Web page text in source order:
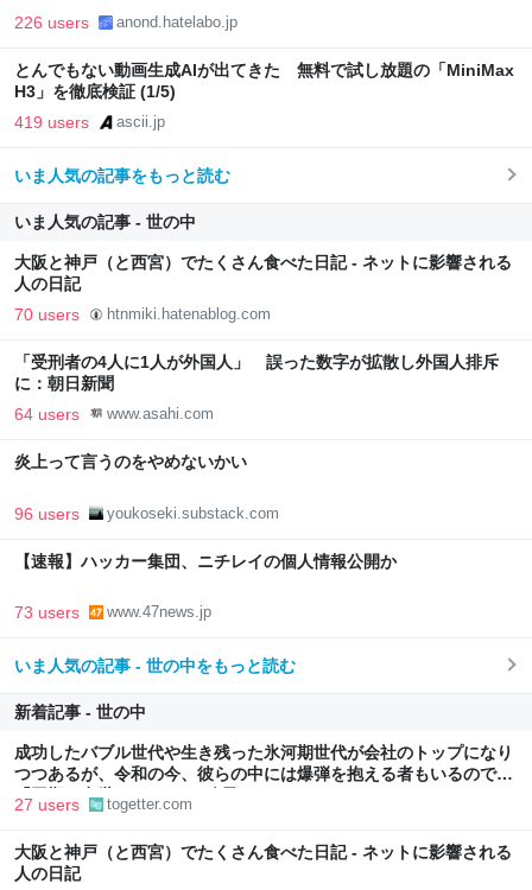
226 users anond.hatelabo.jp
とんでもない動画生成AIが出てきた 無料で試し放題の「MiniMax
H3」を徹底検証 (1/5)
419 users ascii.jp
いま人気の記事をもっと読む
いま人気の記事 - 世の中
大阪と神戸（と西宮）でたくさん食べた日記 - ネットに影響される
人の日記
70 users htnmiki.hatenablog.com
「受刑者の4人に1人が外国人」 誤った数字が拡散し外国人排斥
に：朝日新聞
64 users www.asahi.com
炎上って言うのをやめないかい
96 users youkoseki.substack.com
【速報】ハッカー集団、ニチレイの個人情報公開か
73 users www.47news.jp
いま人気の記事 - 世の中をもっと読む
新着記事 - 世の中
成功したバブル世代や生き残った氷河期世代が会社のトップになり
つつあるが、令和の今、彼らの中には爆弾を抱える者もいるのでは
「同期の出世頭がコレで2人飛んだな。」
27 users togetter.com
大阪と神戸（と西宮）でたくさん食べた日記 - ネットに影響される
人の日記